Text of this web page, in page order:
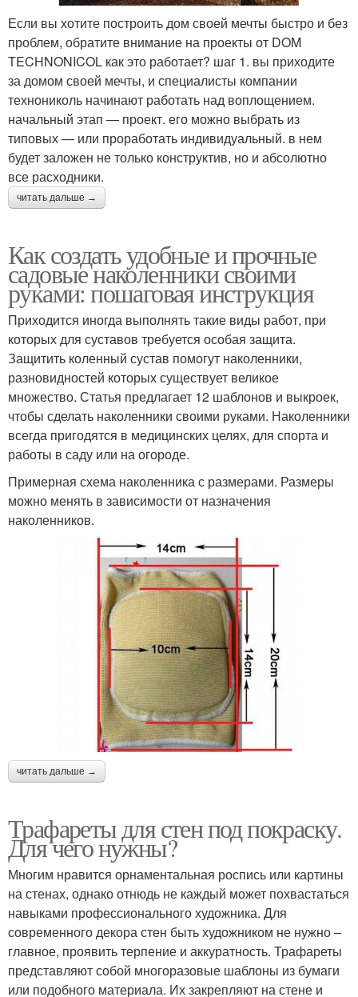
Если вы хотите построить дом своей мечты быстро и без
проблем, обратите внимание на проекты от DOM
TECHNONICOL как это работает? шаг 1. вы приходите
за домом своей мечты, и специалисты компании
технониколь начинают работать над воплощением.
начальный этап — проект. его можно выбрать из
типовых — или проработать индивидуальный. в нем
будет заложен не только конструктив, но и абсолютно
все расходники.
читать дальше →
Как создать удобные и прочные
садовые наколенники своими
руками: пошаговая инструкция
Приходится иногда выполнять такие виды работ, при
которых для суставов требуется особая защита.
Защитить коленный сустав помогут наколенники,
разновидностей которых существует великое
множество. Статья предлагает 12 шаблонов и выкроек,
чтобы сделать наколенники своими руками. Наколенники
всегда пригодятся в медицинских целях, для спорта и
работы в саду или на огороде.
Примерная схема наколенника с размерами. Размеры
можно менять в зависимости от назначения
наколенников.
читать дальше →
Трафареты для стен под покраску.
Для чего нужны?
Многим нравится орнаментальная роспись или картины
на стенах, однако отнюдь не каждый может похвастаться
навыками профессионального художника. Для
современного декора стен быть художником не нужно –
главное, проявить терпение и аккуратность. Трафареты
представляют собой многоразовые шаблоны из бумаги
или подобного материала. Их закрепляют на стене и